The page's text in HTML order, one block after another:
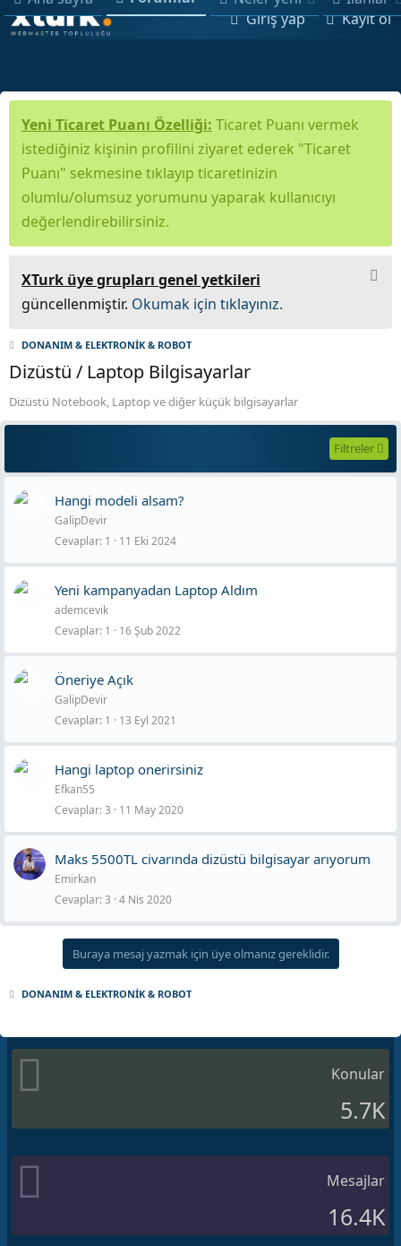
Giriş yap Kayıt ol
Yeni Ticaret Puanı Özelliği: Ticaret Puanı vermek
istediğiniz kişinin profilini ziyaret ederek "Ticaret
Puanı" sekmesine tıklayıp ticaretinizin
olumlu/olumsuz yorumunu yaparak kullanıcıyı
değerlendirebilirsiniz.
XTurk üye grupları genel yetkileri
güncellenmiştir. Okumak için tıklayınız.
DONANIM & ELEKTRONİK & ROBOT
Dizüstü / Laptop Bilgisayarlar
Dizüstü Notebook, Laptop ve diğer küçük bilgisayarlar
Filtreler
Hangi modeli alsam?
GalipDevir
Cevaplar 1 11 Eki 2024
Yeni kampanyadan Laptop Aldım
ademcevik
Cevaplar 1 16 Şub 2022
Öneriye Açık
GalipDevir
Cevaplar 1 13 Eyl 2021
Hangi laptop onerirsiniz
Efkan55
Cevaplar 3 11 May 2020
Maks 5500TL civarında dizüstü bilgisayar arıyorum
Emirkan
Cevaplar 3 4 Nis 2020
Buraya mesaj yazmak için üye olmanız gereklidir.
DONANIM & ELEKTRONİK & ROBOT
Konular
5.7K
Mesajlar
16.4K